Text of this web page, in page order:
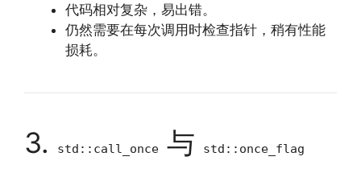
代码相对复杂，易出错。
仍然需要在每次调用时检查指针，稍有性能
损耗。
3. std::call_once 与 std::once_flag